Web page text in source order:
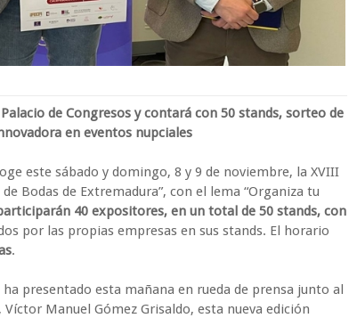
de Congresos y contará con 50 stands, sorteo de
en eventos nupciales
este sábado y domingo, 8 y 9 de noviembre, la XVIII
Bodas de Extremadura”, con el lema “Organiza tu
40 expositores, en un total de 50 stands, con
por las propias empresas en sus stands. El horario
.
ha presentado esta mañana en rueda de prensa junto al
Manuel Gómez Grisaldo, esta nueva edición